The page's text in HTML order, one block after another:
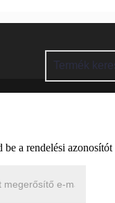
be a rendelési